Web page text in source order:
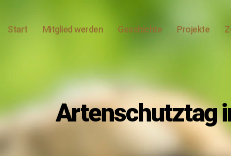
Start Mitglied werden Geschichte Projekte
Artenschutztag